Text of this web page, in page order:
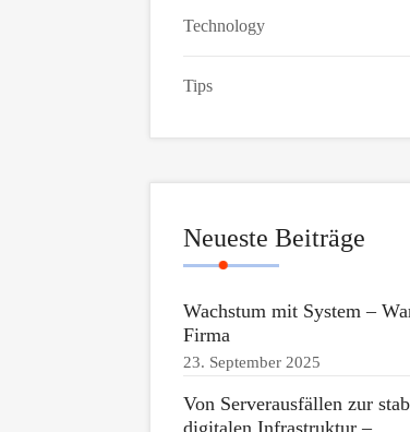
Technology
Tips
Neueste Beiträge
Wachstum mit System –
Firma
23. September 2025
Von Serverausfällen zur
digitalen Infrastruktur –